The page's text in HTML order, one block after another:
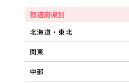
都道府県別
北海道・東北
関東
中部